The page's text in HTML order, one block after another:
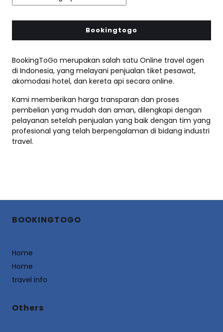
Bookingtogo
BookingToGo merupakan salah satu Online travel agen
di Indonesia, yang melayani penjualan tiket pesawat,
akomodasi hotel, dan kereta api secara online.
Kami memberikan harga transparan dan proses
pembelian yang mudah dan aman, dilengkapi dengan
pelayanan setelah penjualan yang baik dengan tim yang
profesional yang telah berpengalaman di bidang industri
travel.
BOOKINGTOGO
Home
Home
travel info
Others